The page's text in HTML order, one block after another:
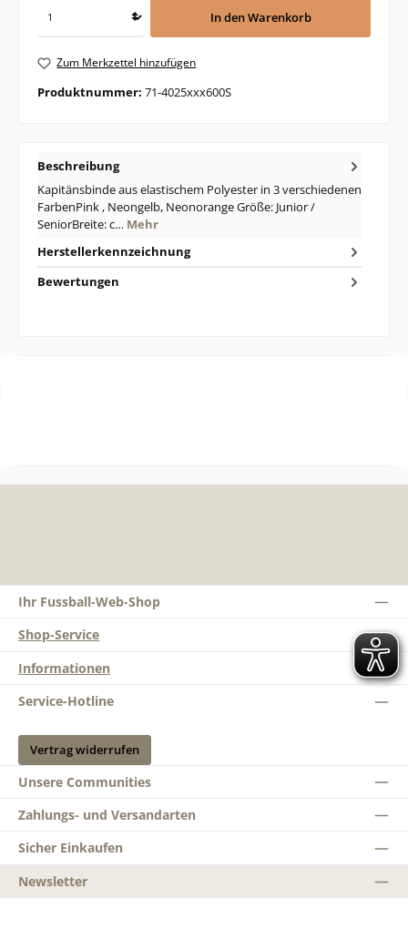
In den Warenkorb
Zum Merkzettel hinzufügen
Produktnummer: 71-4025xxx600S
Beschreibung
Kapitänsbinde aus elastischem Polyester in 3 verschiedenen
FarbenPink , Neongelb, Neonorange Größe: Junior /
SeniorBreite: c… Mehr
Herstellerkennzeichnung
Bewertungen
Ihr Fussball-Web-Shop
Shop-Service
Informationen
Service-Hotline
Vertrag widerrufen
Unsere Communities
Zahlungs- und Versandarten
Sicher Einkaufen
Newsletter